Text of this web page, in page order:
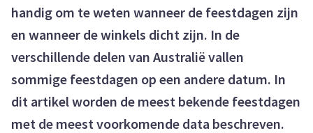
handig om te weten wanneer de feestdagen zijn
en wanneer de winkels dicht zijn. In de
verschillende delen van Australië vallen
sommige feestdagen op een andere datum. In
dit artikel worden de meest bekende feestdagen
met de meest voorkomende data beschreven.